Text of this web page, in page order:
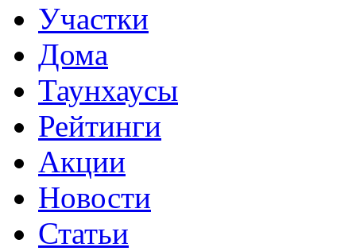
Участки
Дома
Таунхаусы
Рейтинги
Акции
Новости
Статьи